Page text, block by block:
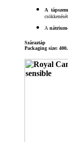
A
A
Száraztáp
Packaging size: